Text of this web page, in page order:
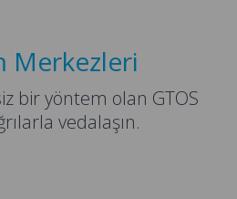
Merkezleri
bir yöntem olan GTOS
vedalaşın.